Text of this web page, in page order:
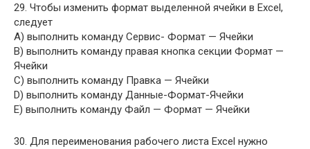
29. Чтобы изменить формат выделенной ячейки в Excel,
следует
A) выполнить команду Сервис- Формат — Ячейки
B) выполнить команду правая кнопка секции Формат —
Ячейки
C) выполнить команду Правка — Ячейки
D) выполнить команду Данные-Формат-Ячейки
E) выполнить команду Файл — Формат — Ячейки
30. Для переименования рабочего листа Excel нужно